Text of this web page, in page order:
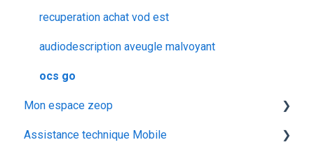
Offres et Options
Programmes et chaines
Mon abonnement
configuration android
utiliser la messagerie vocale
configuration activation sim
voyager
recuperation achat vod est
audiodescription aveugle malvoyant
ocs go
Mon espace zeop
Carte SIM
Assistance technique Mobile